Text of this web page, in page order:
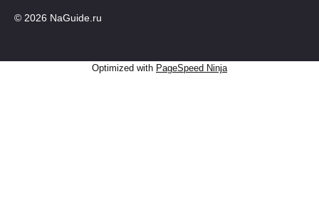
© 2026 NaGuide.ru
Optimized with PageSpeed Ninja